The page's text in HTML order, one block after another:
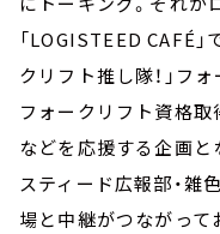
「LOGISTEED CAFÉ」
クリフト推し隊！」フ
フォークリフト資格取
などを応援する企画と
スティード広報部・雑
場と中継がつながって